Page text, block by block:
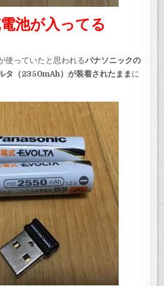
池が入ってる
使っていたと思われるパナソニックの
タ（2350mAh）が装着されたまま に